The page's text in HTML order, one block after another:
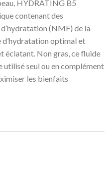
HYDRATING B5
contenant des
(NMF) de la
d’hydratation optimal et
éclatant. Non gras, ce fluide
seul ou en complément
les bienfaits